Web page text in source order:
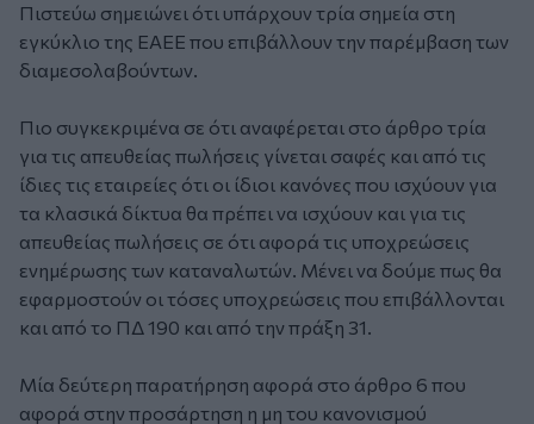
Πιστεύω σημειώνει ότι υπάρχουν τρία σημεία στη
εγκύκλιο της ΕΑΕΕ που επιβάλλουν την παρέμβαση των
διαμεσολαβούντων.
Πιο συγκεκριμένα σε ότι αναφέρεται στο άρθρο τρία
για τις απευθείας πωλήσεις γίνεται σαφές και από τις
ίδιες τις εταιρείες ότι οι ίδιοι κανόνες που ισχύουν για
τα κλασικά δίκτυα θα πρέπει να ισχύουν και για τις
απευθείας πωλήσεις σε ότι αφορά τις υποχρεώσεις
ενημέρωσης των καταναλωτών. Μένει να δούμε πως θα
εφαρμοστούν οι τόσες υποχρεώσεις που επιβάλλονται
και από το ΠΔ 190 και από την πράξη 31.
Μία δεύτερη παρατήρηση αφορά στο άρθρο 6 που
αφορά στην προσάρτηση η μη του κανονισμού